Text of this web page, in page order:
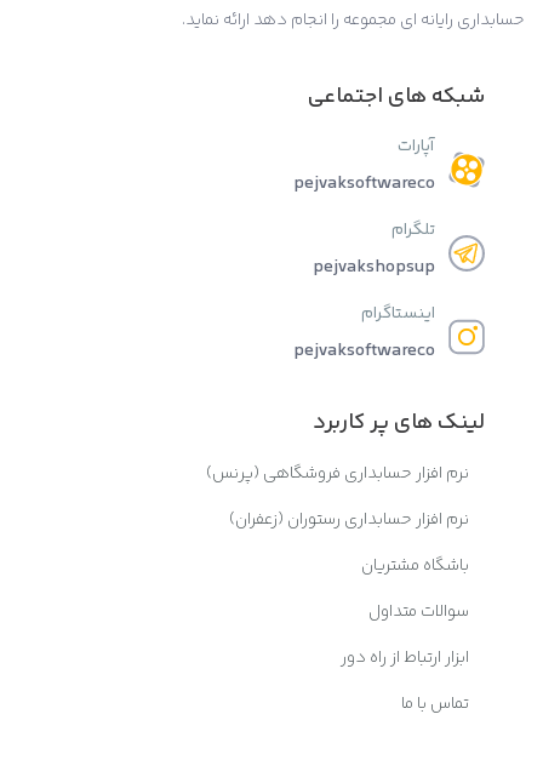
حسابداری رایانه ای مجموعه را انجام دهد ارائه نماید.
شبکه های اجتماعی
آپارات
pejvaksoftwareco
تلگرام
pejvakshopsup
اینستاگرام
pejvaksoftwareco
لینک های پر کاربرد
نرم افزار حسابداری فروشگاهی (پرنس)
نرم افزار حسابداری رستوران (زعفران)
باشگاه مشتریان
سوالات متداول
ابزار ارتباط از راه دور
تماس با ما